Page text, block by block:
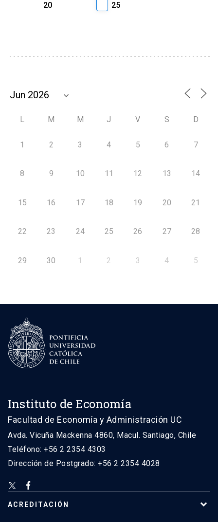
20
25
L M M J V S D
1 2 3 4 5 6 7
8 9 10 11 12 13 14
15 16 17 18 19 20 21
22 23 24 25 26 27 28
29 30 1 2 3 4 5
Instituto de Economía
Facultad de Economía y Administración UC
Avda. Vicuña Mackenna 4860, Macul. Santiago, Chile
Teléfono: +56 2 2354 4303
Dirección de Postgrado: +56 2 2354 4028
ACREDITACIÓN